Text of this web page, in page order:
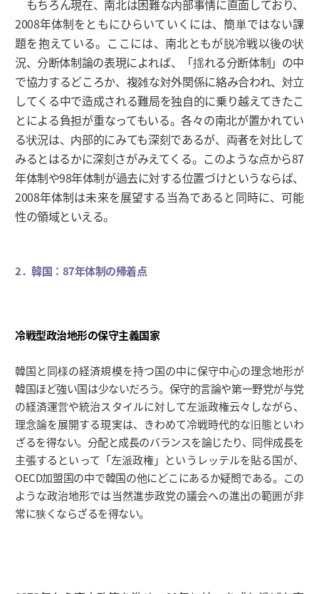
もちろん現在、南北は困難な内部事情に直面しており、
2008年体制をともにひらいていくには、簡単ではない課
題を抱えている。ここには、南北ともが脱冷戦以後の状
況、分断体制論の表現によれば、「揺れる分断体制」の中
で協力するどころか、複雑な対外関係に絡み合われ、対立
してくる中で造成される難局を独自的に乗り越えてきたこ
とによる負担が重なってもいる。各々の南北が置かれてい
る状況は、内部的にみても深刻であるが、両者を対比して
みるとはるかに深刻さがみえてくる。このような点から87
年体制や98年体制が過去に対する位置づけというならば、
2008年体制は未来を展望する当為であると同時に、可能
性の領域といえる。
2．韓国：87年体制の帰着点
冷戦型政治地形の保守主義国家
韓国と同様の経済規模を持つ国の中に保守中心の理念地形が
韓国ほど強い国は少ないだろう。保守的言論や第一野党が与党
の経済運営や統治スタイルに対して左派政権云々しながら、
理念論を展開する現実は、きわめて冷戦時代的な旧態といわ
ざるを得ない。分配と成長のバランスを論じたり、同伴成長を
主張するといって「左派政権」というレッテルを貼る国が、
OECD加盟国の中で韓国の他にどこにあるか疑問である。この
ような政治地形では当然進歩政党の議会への進出の範囲が非
常に狭くならざるを得ない。